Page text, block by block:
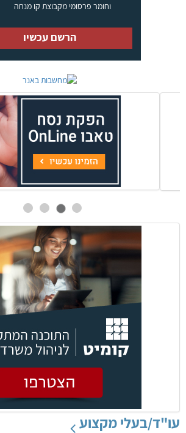
וחומר פרסומי מקבוצת קו מנחה
הרשם עכשיו
עו"ד/בעלי מקצוע